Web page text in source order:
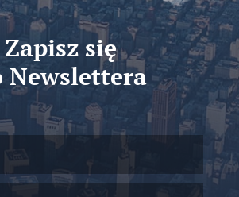
Zapisz się
Newslettera